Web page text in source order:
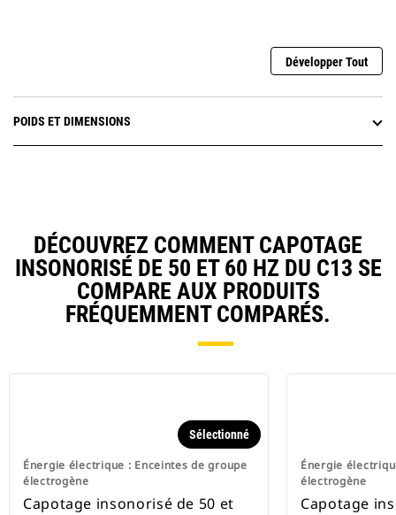
Développer Tout
POIDS ET DIMENSIONS
DÉCOUVREZ COMMENT CAPOTAGE
INSONORISÉ DE 50 ET 60 HZ DU C13 SE
COMPARE AUX PRODUITS
FRÉQUEMMENT COMPARÉS.
Énergie électrique : Enceintes de groupe
électrogène
Sélectionné
Capotage insonorisé de 50 et
Énergie
électrogène
Capotage